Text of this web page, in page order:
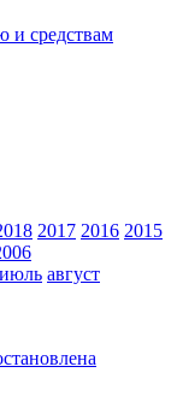
и средствам
2017 2016 2015
июль август